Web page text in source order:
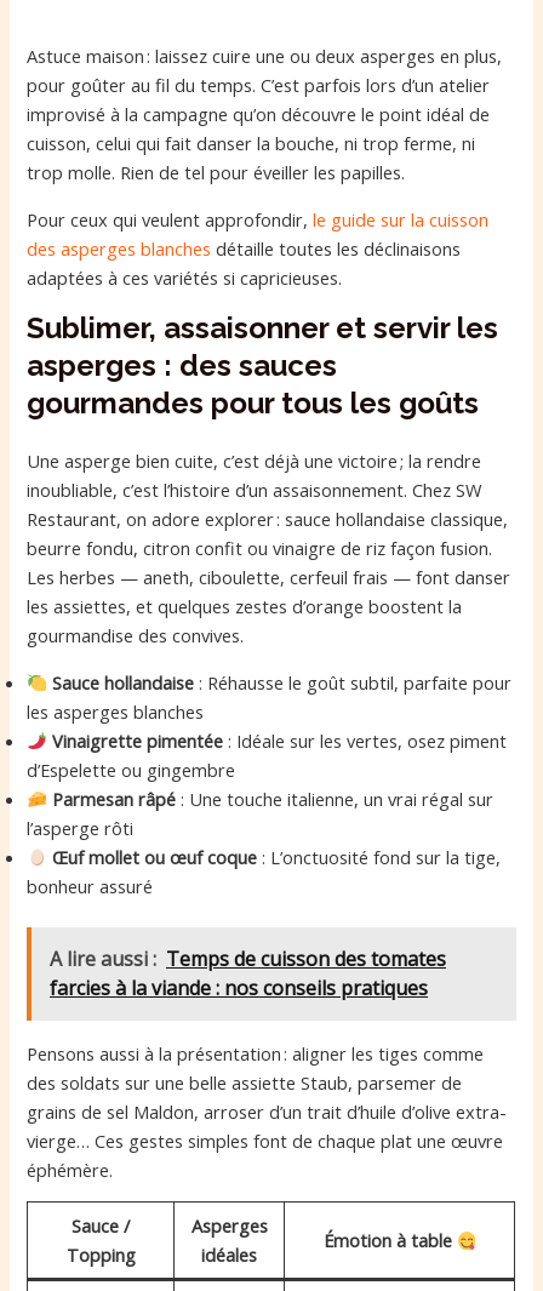
Astuce maison : laissez cuire une ou deux asperges en plus,
pour goûter au fil du temps. C’est parfois lors d’un atelier
improvisé à la campagne qu’on découvre le point idéal de
cuisson, celui qui fait danser la bouche, ni trop ferme, ni
trop molle. Rien de tel pour éveiller les papilles.
Pour ceux qui veulent approfondir,le guide sur la cuisson
des asperges blanches détaille toutes les déclinaisons
adaptées à ces variétés si capricieuses.
Sublimer, assaisonner et servir les
asperges : des sauces
gourmandes pour tous les goûts
Une asperge bien cuite, c’est déjà une victoire ; la rendre
inoubliable, c’est l’histoire d’un assaisonnement. Chez SW
Restaurant, on adore explorer : sauce hollandaise classique,
beurre fondu, citron confit ou vinaigre de riz façon fusion.
Les herbes — aneth, ciboulette, cerfeuil frais — font danser
les assiettes, et quelques zestes d’orange boostent la
gourmandise des convives.
Sauce hollandaise : Réhausse le goût subtil, parfaite pour
les asperges blanches
Vinaigrette pimentée : Idéale sur les vertes, osez piment
d’Espelette ou gingembre
Parmesan râpé : Une touche italienne, un vrai régal sur
l’asperge rôti
Œuf mollet ou œuf coque : L’onctuosité fond sur la tige,
bonheur assuré
A lire aussi : Temps de cuisson des tomates
farcies à la viande : nos conseils pratiques
Pensons aussi à la présentation : aligner les tiges comme
des soldats sur une belle assiette Staub, parsemer de
grains de sel Maldon, arroser d’un trait d’huile d’olive extra-
vierge… Ces gestes simples font de chaque plat une œuvre
éphémère.
Sauce /
Topping
Asperges
idéales
Émotion à table